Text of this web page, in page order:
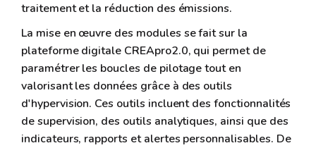
traitement et la réduction des émissions.
La mise en œuvre des modules se fait sur la
plateforme digitale CREApro2.0, qui permet de
paramétrer les boucles de pilotage tout en
valorisant les données grâce à des outils
d'hypervision. Ces outils incluent des fonctionnalités
de supervision, des outils analytiques, ainsi que des
indicateurs, rapports et alertes personnalisables. De